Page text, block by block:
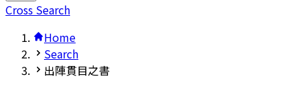
Cross Search
Home
Search
出陣貫目之書